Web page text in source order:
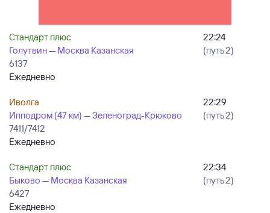
Стандарт плюс
Голутвин — Москва Казанская
6137
Ежедневно
22:24
(путь 2)
Иволга
Ипподром (47 км) — Зеленоград-Крюково
7411/7412
Ежедневно
22:29
(путь 2)
Стандарт плюс
Быково — Москва Казанская
6427
Ежедневно
22:34
(путь 2)